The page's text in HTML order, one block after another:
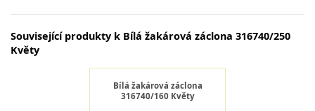
Související produkty k Bílá žakárová záclona 316740/250
Květy
Bílá žakárová záclona
316740/160 Květy